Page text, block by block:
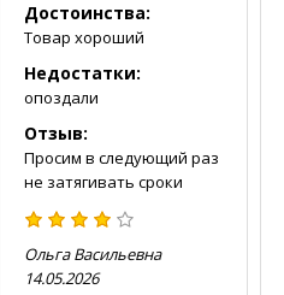
Достоинства:
Товар хороший
Недостатки:
опоздали
Отзыв:
Просим в следующий раз
не затягивать сроки
Ольга Васильевна
14.05.2026